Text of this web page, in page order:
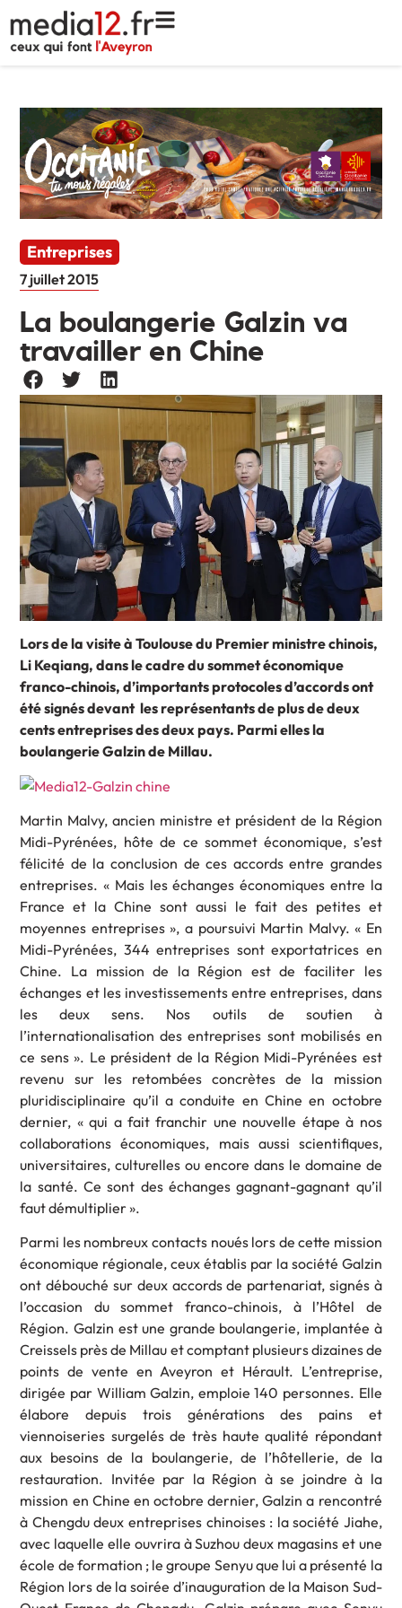
Entreprises
7 juillet 2015
La boulangerie Galzin va
travailler en Chine
Lors de la visite à Toulouse du Premier ministre chinois,
Li Keqiang, dans le cadre du sommet économique
franco-chinois, d’importants protocoles d’accords ont
été signés devant les représentants de plus de deux
cents entreprises des deux pays. Parmi elles la
boulangerie Galzin de Millau.
Martin Malvy, ancien ministre et président de la Région
Midi-Pyrénées, hôte de ce sommet économique, s’est
félicité de la conclusion de ces accords entre grandes
entreprises. « Mais les échanges économiques entre la
France et la Chine sont aussi le fait des petites et
moyennes entreprises », a poursuivi Martin Malvy. « En
Midi-Pyrénées, 344 entreprises sont exportatrices en
Chine. La mission de la Région est de faciliter les
échanges et les investissements entre entreprises, dans
les deux sens. Nos outils de soutien à
l’internationalisation des entreprises sont mobilisés en
ce sens ». Le président de la Région Midi-Pyrénées est
revenu sur les retombées concrètes de la mission
pluridisciplinaire qu’il a conduite en Chine en octobre
dernier, « qui a fait franchir une nouvelle étape à nos
collaborations économiques, mais aussi scientifiques,
universitaires, culturelles ou encore dans le domaine de
la santé. Ce sont des échanges gagnant-gagnant qu’il
faut démultiplier ».
Parmi les nombreux contacts noués lors de cette mission
économique régionale, ceux établis par la société Galzin
ont débouché sur deux accords de partenariat, signés à
l’occasion du sommet franco-chinois, à l’Hôtel de
Région. Galzin est une grande boulangerie, implantée à
Creissels près de Millau et comptant plusieurs dizaines de
points de vente en Aveyron et Hérault. L’entreprise,
dirigée par William Galzin, emploie 140 personnes. Elle
élabore depuis trois générations des pains et
viennoiseries surgelés de très haute qualité répondant
aux besoins de la boulangerie, de l’hôtellerie, de la
restauration. Invitée par la Région à se joindre à la
mission en Chine en octobre dernier, Galzin a rencontré
à Chengdu deux entreprises chinoises : la société Jiahe,
avec laquelle elle ouvrira à Suzhou deux magasins et une
école de formation ; le groupe Senyu que lui a présenté la
Région lors de la soirée d’inauguration de la Maison Sud-